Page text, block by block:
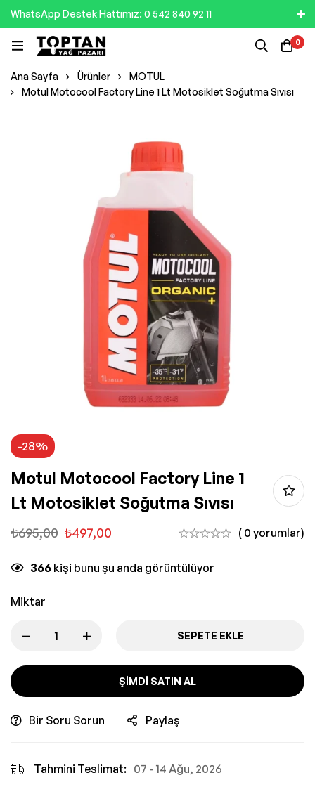
WhatsApp Destek Hattımız: 0 542 840 92 11
0
Ana Sayfa Ürünler
MOTUL
Motul Motocool Factory Line 1 Lt Motosiklet Soğutma Sıvısı
-28%
Motul Motocool Factory Line 1
Lt Motosiklet Soğutma Sıvısı
₺695,00 ₺497,00 ( 0 yorumlar)
366 kişi bunu şu anda görüntülüyor
Miktar
SEPETE EKLE
ŞIMDI SATIN AL
Bir Soru Sorun Paylaş
Tahmini Teslimat: 07 - 14 Ağu, 2026